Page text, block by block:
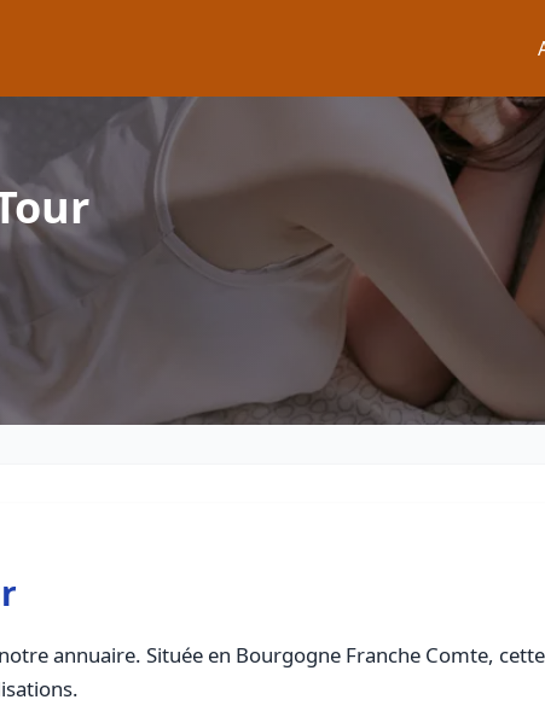
annuaire. Située en Bourgogne Franche Comte,